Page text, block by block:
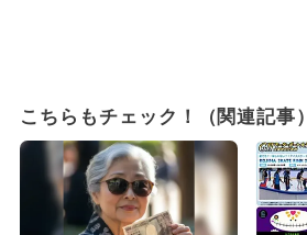
こちらもチェック！（関連記事）